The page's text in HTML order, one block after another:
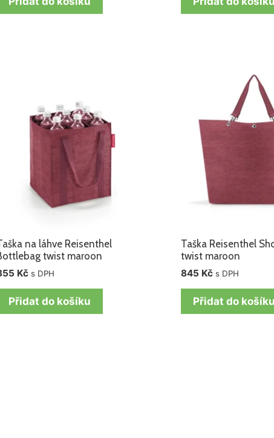
na láhve Reisenthel
twist maroon
Kč s DPH
Přidat do košíku
Taška Reisenthel
twist maroon
845 Kč s DPH
Přidat do košíku